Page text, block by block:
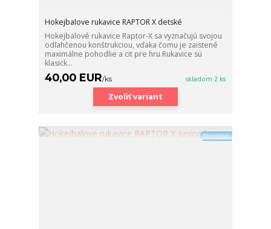
Hokejbalove rukavice RAPTOR X detské
Hokejbalové rukavice Raptor-X sa vyznačujú svojou
odľahčenou konštrukciou, vďaka čomu je zaistené
maximálne pohodlie a cit pre hru.Rukavice sú
klasick...
40,00 EUR/ks skladom 2 ks
Zvoliť variant
Novinka